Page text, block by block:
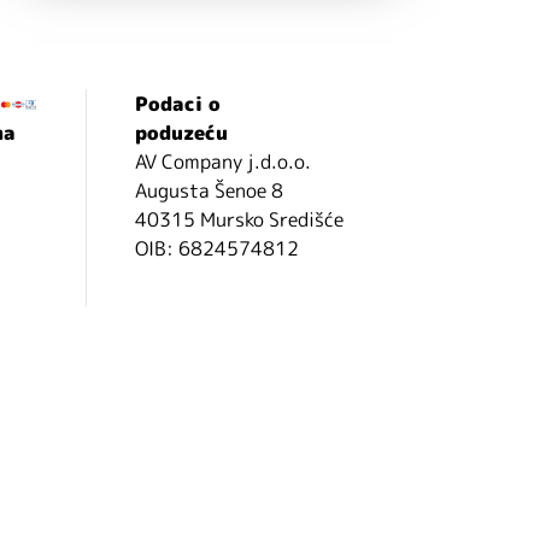
Podaci o
poduzeću
AV Company j.d.o.o.
Augusta Šenoe 8
40315 Mursko Središće
OIB: 6824574812